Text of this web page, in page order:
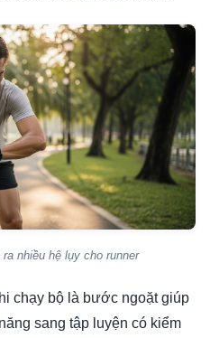
nhiều hệ lụy cho runner
chạy bộ là bước ngoặt giúp
sang tập luyện có kiểm